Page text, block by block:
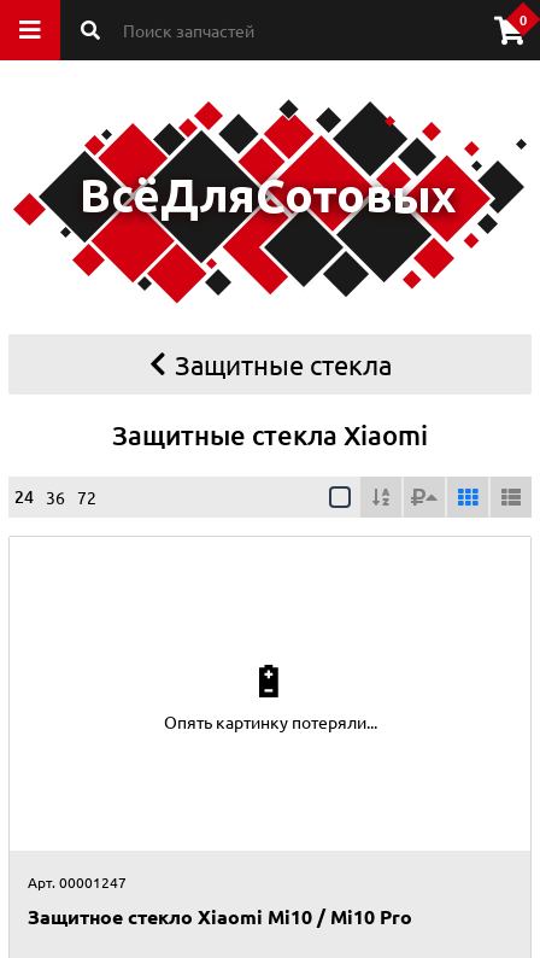
0
Защитные стекла
Защитные стекла Xiaomi
24 36 72
🔋
Опять картинку потеряли...
Арт. 00001247
Защитное стекло Xiaomi Mi10 / Mi10 Pro